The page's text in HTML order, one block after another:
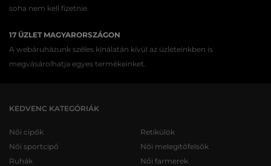
soha nem kell fizetnie.
17 ÜZLET MAGYARORSZÁGON
A webáruházunk széles kínálatán kívül az üzleteinkben is
megvásárolhatja egyes termékeinket.
KEDVENC KATEGÓRIÁK
Női cipők
Női sportcipő
Ruhák
Retikülök
Női melegítőfelsők
Női farmerek